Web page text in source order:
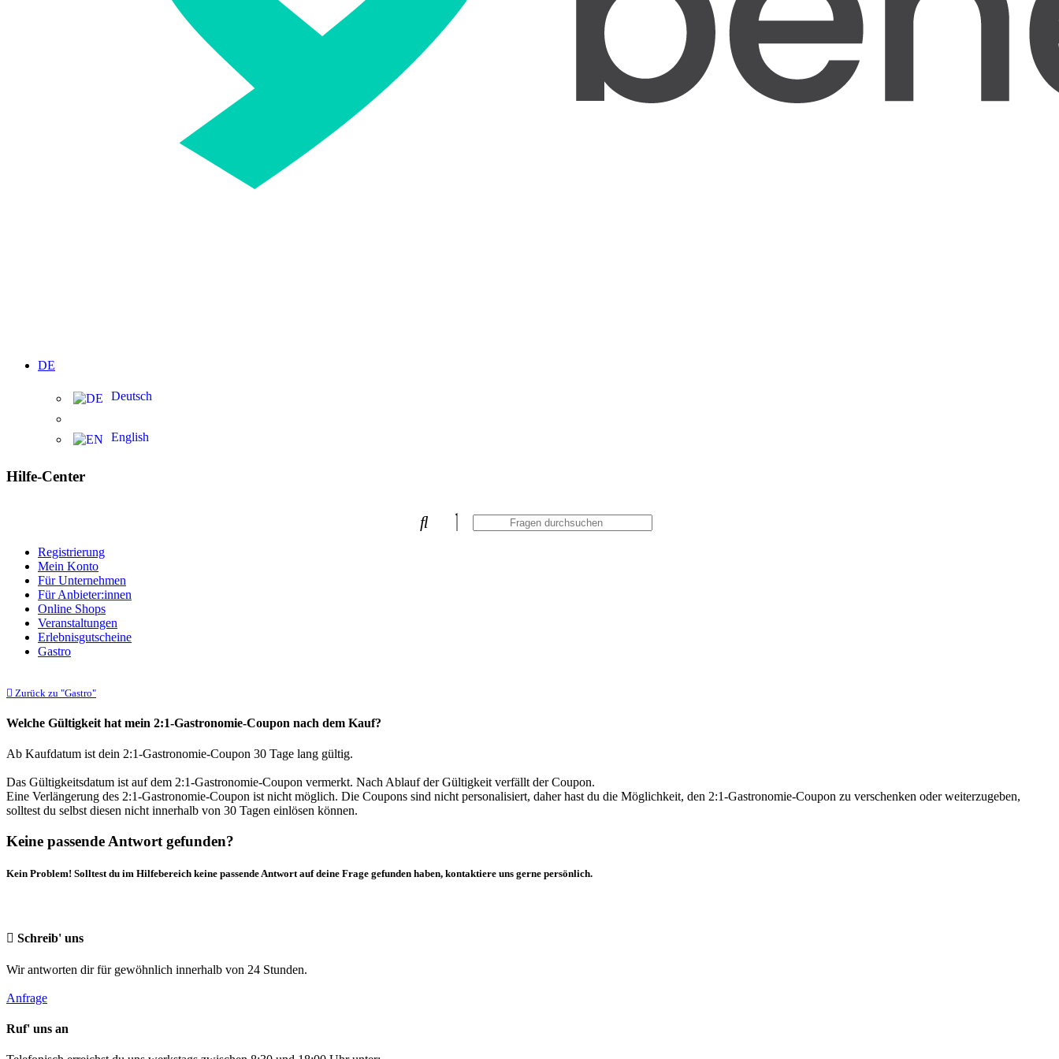
DE
Deutsch
English
Hilfe-Center
Registrierung
Mein Konto
Für Unternehmen
Für Anbieter:innen
Online Shops
Veranstaltungen
Erlebnisgutscheine
Gastro
Zurück zu "Gastro"
Welche Gültigkeit hat mein 2:1-Gastronomie-Coupon nach dem Kauf?
Ab Kaufdatum ist dein 2:1-Gastronomie-Coupon 30 Tage lang gültig.
Das Gültigkeitsdatum ist auf dem 2:1-Gastronomie-Coupon vermerkt. Nach Ablauf der Gültigkeit verfällt der Coupon.
Eine Verlängerung des 2:1-Gastronomie-Coupon ist nicht möglich. Die Coupons sind nicht personalisiert, daher hast du die Möglichkeit, den 2:1-Gastronomie-Coupon zu verschenken oder weiterzugeben,
solltest du selbst diesen nicht innerhalb von 30 Tagen einlösen können.
Keine passende Antwort gefunden?
Kein Problem! Solltest du im Hilfebereich keine passende Antwort auf deine Frage gefunden haben, kontaktiere uns gerne persönlich.
Schreib' uns
Wir antworten dir für gewöhnlich innerhalb von 24 Stunden.
Anfrage
Ruf' uns an